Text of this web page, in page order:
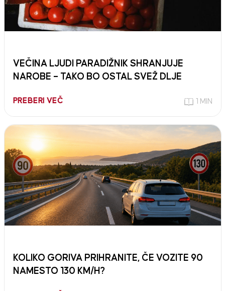
VEČINA LJUDI PARADIŽNIK SHRANJUJE
NAROBE – TAKO BO OSTAL SVEŽ DLJE
PREBERI VEČ 1 MIN
KOLIKO GORIVA PRIHRANITE, ČE VOZITE 90
NAMESTO 130 KM/H?